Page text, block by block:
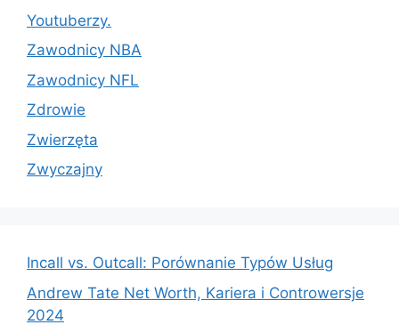
Youtuberzy.
Zawodnicy NBA
Zawodnicy NFL
Zdrowie
Zwierzęta
Zwyczajny
Incall vs. Outcall: Porównanie Typów Usług
Andrew Tate Net Worth, Kariera i Controwersje
2024